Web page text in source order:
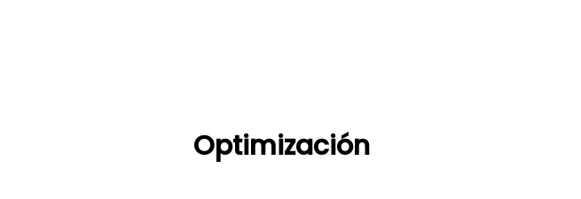
Optimización